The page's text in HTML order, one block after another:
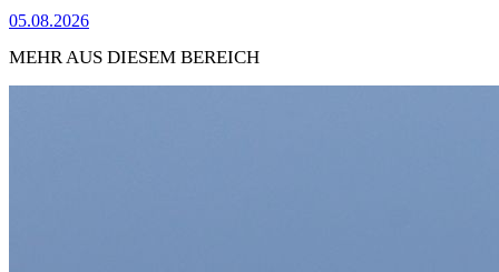
05.08.2026
MEHR AUS DIESEM BEREICH